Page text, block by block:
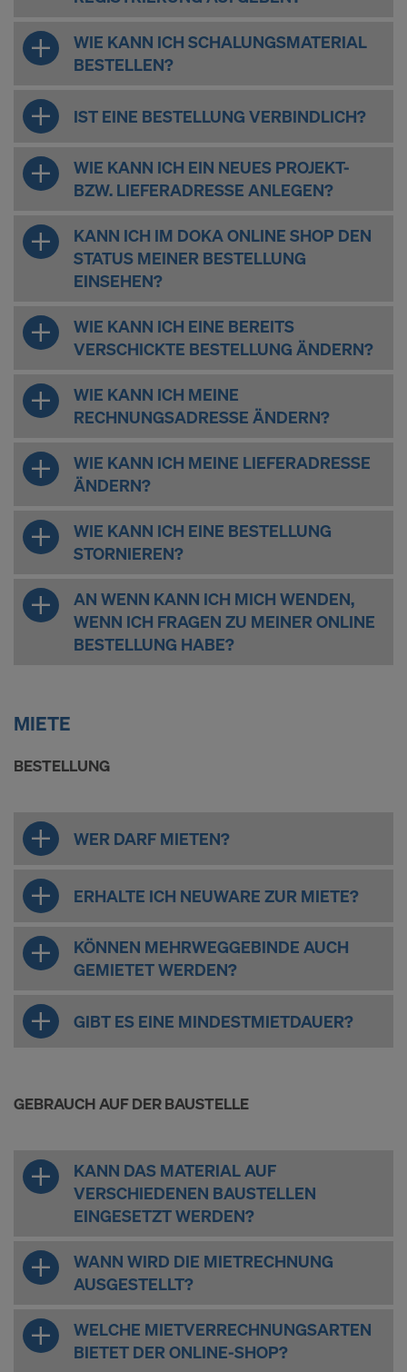
WIE KANN ICH SCHALUNGSMATERIAL
BESTELLEN?
IST EINE BESTELLUNG VERBINDLICH?
WIE KANN ICH EIN NEUES PROJEKT-
BZW. LIEFERADRESSE ANLEGEN?
KANN ICH IM DOKA ONLINE SHOP DEN
STATUS MEINER BESTELLUNG
EINSEHEN?
WIE KANN ICH EINE BEREITS
VERSCHICKTE BESTELLUNG ÄNDERN?
WIE KANN ICH MEINE
RECHNUNGSADRESSE ÄNDERN?
WIE KANN ICH MEINE LIEFERADRESSE
ÄNDERN?
WIE KANN ICH EINE BESTELLUNG
STORNIEREN?
AN WENN KANN ICH MICH WENDEN,
WENN ICH FRAGEN ZU MEINER ONLINE
BESTELLUNG HABE?
MIETE
BESTELLUNG
WER DARF MIETEN?
ERHALTE ICH NEUWARE ZUR MIETE?
KÖNNEN MEHRWEGGEBINDE AUCH
GEMIETET WERDEN?
GIBT ES EINE MINDESTMIETDAUER?
GEBRAUCH AUF DER BAUSTELLE
KANN DAS MATERIAL AUF
VERSCHIEDENEN BAUSTELLEN
EINGESETZT WERDEN?
WANN WIRD DIE MIETRECHNUNG
AUSGESTELLT?
WELCHE MIETVERRECHNUNGSARTEN
BIETET DER ONLINE-SHOP?